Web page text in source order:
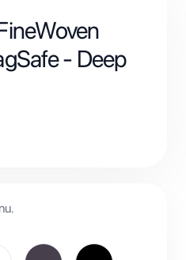
- Deep